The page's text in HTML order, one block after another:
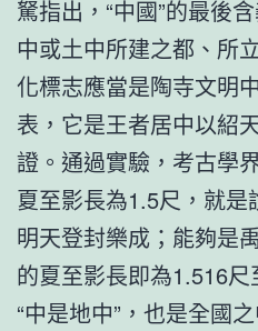
駑指出，“中國”的最後
中或土中所建之都、所
化標志應當是陶寺文明
表，它是王者居中以紹
證。通過實驗，考古學
夏至影長為1.5尺，就
明天登封樂成；能夠是
的夏至影長即為1.516
“中是地中”，也是全國